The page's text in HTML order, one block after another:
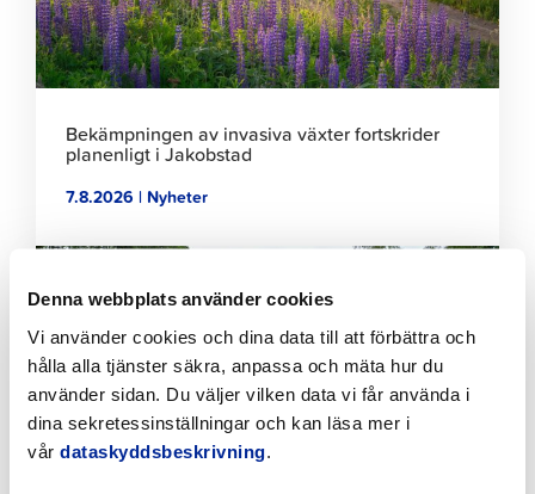
Denna webbplats använder cookies
Vi använder cookies och dina data till att förbättra och
hålla alla tjänster säkra, anpassa och mäta hur du
använder sidan. Du väljer vilken data vi får använda i
dina sekretessinställningar och kan läsa mer i
vår dataskyddsbeskrivning
Bekämpningen av invasiva växter fortskrider
planenligt i Jakobstad
7.8.2026 | Nyheter
Klicka
att
läsa
artikeln